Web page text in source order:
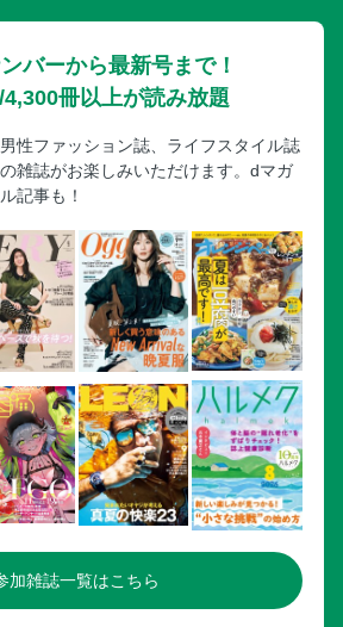
バーから最新号まで！
冊以上が読み放題
性ファッション誌、ライフスタイル誌
雑誌がお楽しみいただけます。dマガ
記事も！
加雑誌一覧はこちら